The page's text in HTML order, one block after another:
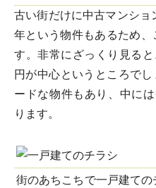
古い街だけに中古マンシ
年という物件もあるため
す。非常にざっくり見る
円が中心というところで
ードな物件もあり、中に
ります。
街のあちこちで一戸建て